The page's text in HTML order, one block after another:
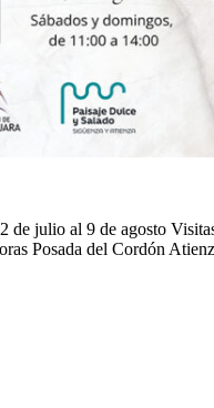
de julio al 9 de agosto
Posada del Cordón